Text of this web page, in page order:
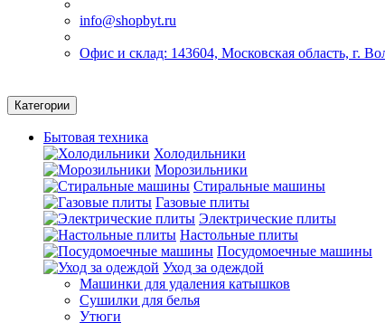
info@shopbyt.ru
Офис и склад: 143604, Московская область, г.
Категории
Бытовая техника
Холодильники
Морозильники
Стиральные машины
Газовые плиты
Электрические плиты
Настольные плиты
Посудомоечные машины
Уход за одеждой
Машинки для удаления катышков
Сушилки для белья
Утюги